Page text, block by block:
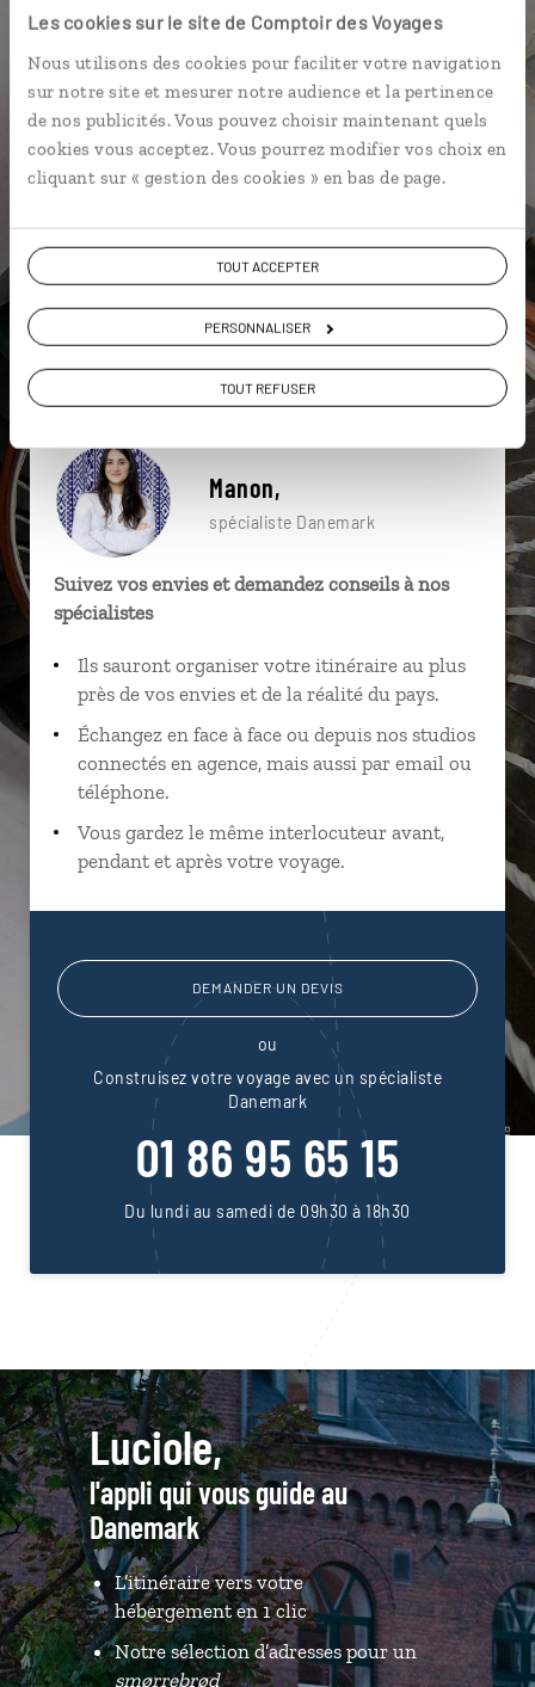
Les cookies sur le site de Comptoir des Voyages
Nous utilisons des cookies pour faciliter votre navigation
sur notre site et mesurer notre audience et la pertinence
de nos publicités. Vous pouvez choisir maintenant quels
cookies vous acceptez. Vous pourrez modifier vos choix en
cliquant sur « gestion des cookies » en bas de page.
TOUT ACCEPTER
PERSONNALISER
TOUT REFUSER
Une envie de voyage
particulière ?
Château de Kronborg
Archipel de Stockholm Canal de Nyhavn
Manon,
spécialiste Danemark
Suivez vos envies et demandez conseils à nos
spécialistes
Ils sauront organiser votre itinéraire au plus
près de vos envies et de la réalité du pays.
Échangez en face à face ou depuis nos studios
connectés en agence, mais aussi par email ou
téléphone.
Vous gardez le même interlocuteur avant,
pendant et après votre voyage.
DEMANDER UN DEVIS
ou
Construisez votre voyage avec un spécialiste
Danemark
01 86 95 65 15
Du lundi au samedi de 09h30 à 18h30
Luciole,
l'appli qui vous guide au
Danemark
L’itinéraire vers votre
hébergement en 1 clic
Notre sélection d’adresses pour un
smørrebrød